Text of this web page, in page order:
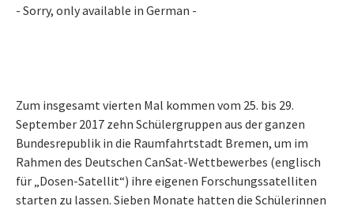
- Sorry, only available in German -
Zum insgesamt vierten Mal kommen vom 25. bis 29.
September 2017 zehn Schülergruppen aus der ganzen
Bundesrepublik in die Raumfahrtstadt Bremen, um im
Rahmen des Deutschen CanSat-Wettbewerbes (englisch
für „Dosen-Satellit“) ihre eigenen Forschungssatelliten
starten zu lassen. Sieben Monate hatten die Schülerinnen